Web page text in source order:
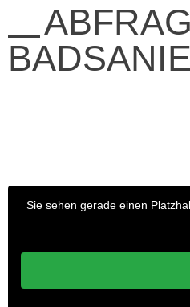
Sie sehen gerade einen